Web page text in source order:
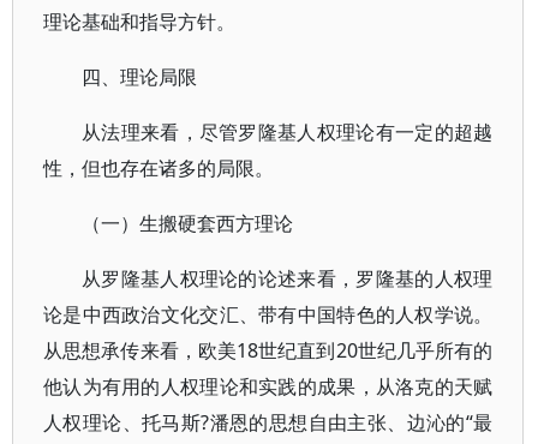
理论基础和指导方针。
四、理论局限
从法理来看，尽管罗隆基人权理论有一定的超越
性，但也存在诸多的局限。
（一）生搬硬套西方理论
从罗隆基人权理论的论述来看，罗隆基的人权理
论是中西政治文化交汇、带有中国特色的人权学说。
从思想承传来看，欧美18世纪直到20世纪几乎所有的
他认为有用的人权理论和实践的成果，从洛克的天赋
人权理论、托马斯?潘恩的思想自由主张、边沁的“最